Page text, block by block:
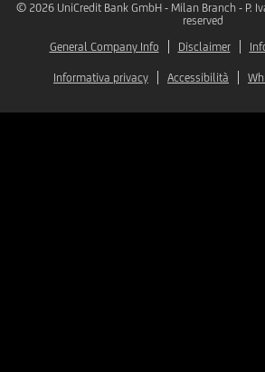
© 2026 UniCredit Bank GmbH - Milan Branch - P.
reserved
General Company Info
Disclaimer
Informativa privacy Accessibilità